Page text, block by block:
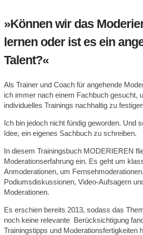
»Können wir das
lernen oder ist es ein
Talent?«
Als Trainer und Coach für angehende
ich immer nach einem Fachbuch gesucht,
individuelles Trainings nachhaltig zu
Ich bin jedoch nicht fündig geworden. Und
Idee, ein eigenes Sachbuch zu schreiben.
In diesem Trainingsbuch MODERIEREN
Moderationserfahrung ein. Es geht um
Anmoderationen, um Fernsehmoderationen,
Podiumsdiskussionen, Video-Aufsagern
Moderationen.
Es erschien bereits 2013, sodass das
noch keine relevante Berücksichtigung
Trainingstipps und Moderationsfertigkeiten